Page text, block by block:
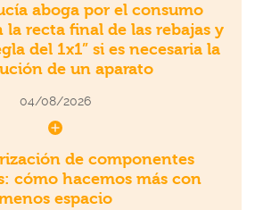
aboga por el consumo
la recta final de las rebajas y
del 1x1” si es necesaria la
de un aparato
04/08/2026
de componentes
cómo hacemos más con
espacio